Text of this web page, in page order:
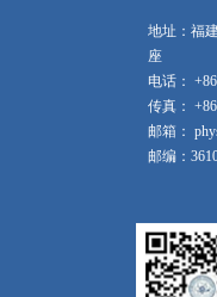
地址：福
座
电话：
传真：
邮箱：
邮编：